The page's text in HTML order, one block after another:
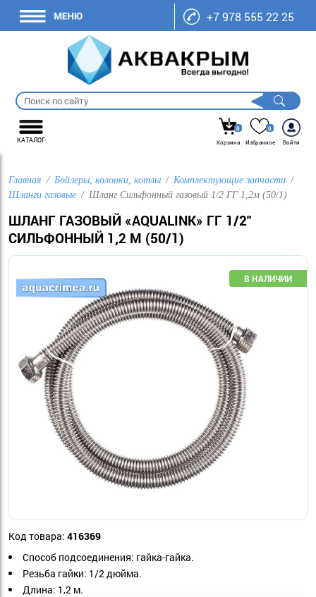
+7 978 555 22 25
КАТАЛОГ
0
Корзина
0
Избранное
Войти
Главная Бойлеры, колонки, котлы
Комплектующие запчасти
Шланги газовые
Шланг Сильфонный газовый 1/2 ГГ 1,2м (50/1)
ШЛАНГ ГАЗОВЫЙ «AQUALINK» ГГ 1/2"
СИЛЬФОННЫЙ 1,2 М (50/1)
Код товара: 416369
Способ подсоединения: гайка-гайка.
Резьба гайки: 1/2 дюйма.
Длина: 1,2 м.